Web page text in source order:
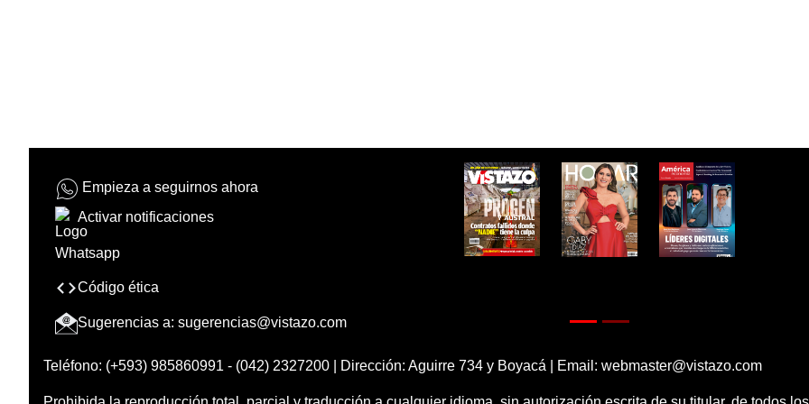
Empieza a seguirnos ahora
Activar notificaciones
Código ética
Sugerencias a: sugerencias@vistazo.com
Teléfono: (+593) 985860991 - (042) 2327200 | Dirección: Aguirre 734 y Boyacá | Email: webmaster@vistazo.com